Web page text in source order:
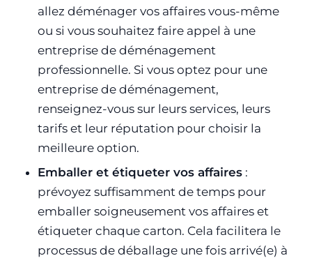
allez déménager vos affaires vous-même
ou si vous souhaitez faire appel à une
entreprise de déménagement
professionnelle. Si vous optez pour une
entreprise de déménagement,
renseignez-vous sur leurs services, leurs
tarifs et leur réputation pour choisir la
meilleure option.
Emballer et étiqueter vos affaires :
prévoyez suffisamment de temps pour
emballer soigneusement vos affaires et
étiqueter chaque carton. Cela facilitera le
processus de déballage une fois arrivé(e) à